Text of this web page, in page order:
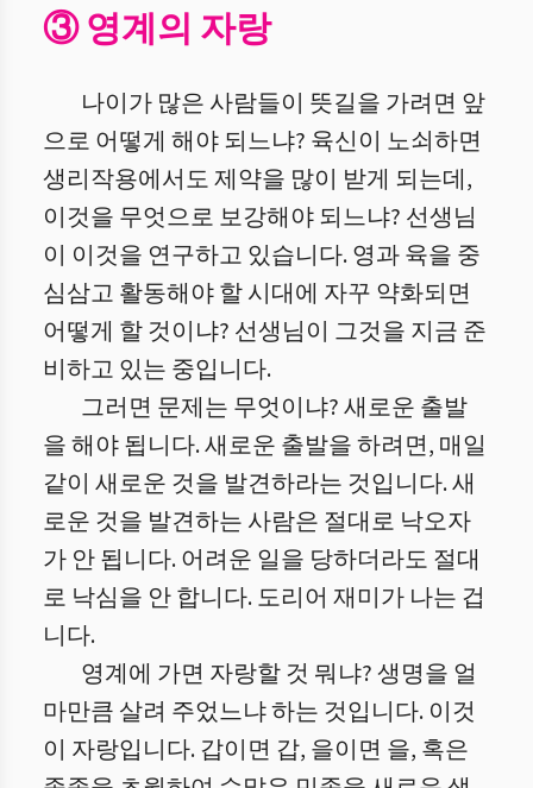
③ 영계의 자랑
나이가 많은 사람들이 뜻길을 가려면 앞
으로 어떻게 해야 되느냐? 육신이 노쇠하면
생리작용에서도 제약을 많이 받게 되는데,
이것을 무엇으로 보강해야 되느냐? 선생님
이 이것을 연구하고 있습니다. 영과 육을 중
심삼고 활동해야 할 시대에 자꾸 약화되면
어떻게 할 것이냐? 선생님이 그것을 지금 준
비하고 있는 중입니다.
그러면 문제는 무엇이냐? 새로운 출발
을 해야 됩니다. 새로운 출발을 하려면, 매일
같이 새로운 것을 발견하라는 것입니다. 새
로운 것을 발견하는 사람은 절대로 낙오자
가 안 됩니다. 어려운 일을 당하더라도 절대
로 낙심을 안 합니다. 도리어 재미가 나는 겁
니다.
영계에 가면 자랑할 것 뭐냐? 생명을 얼
마만큼 살려 주었느냐 하는 것입니다. 이것
이 자랑입니다. 갑이면 갑, 을이면 을, 혹은